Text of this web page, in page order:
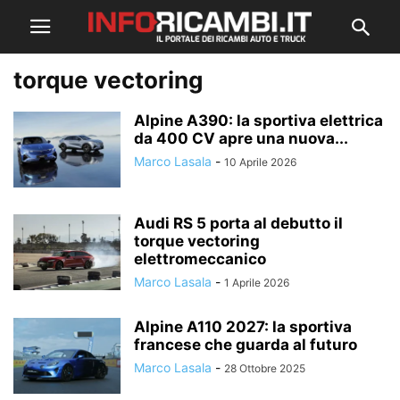
torque vectoring
Alpine A390: la sportiva elettrica
da 400 CV apre una nuova...
Marco Lasala - 10 Aprile 2026
Audi RS 5 porta al debutto il
torque vectoring
elettromeccanico
Marco Lasala - 1 Aprile 2026
Alpine A110 2027: la sportiva
francese che guarda al futuro
Marco Lasala - 28 Ottobre 2025